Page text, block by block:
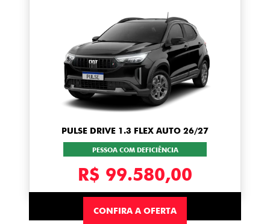
PULSE DRIVE 1.3 FLEX AUTO 26/27
PESSOA COM DEFICIÊNCIA
R$ 99.580,00
CONFIRA A OFERTA